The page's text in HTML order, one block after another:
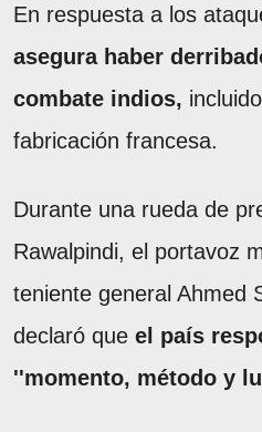
En respuesta a los
asegura haber
combate indios,
fabricación francesa.
Durante una rueda de
Rawalpindi, el portavoz
teniente general Ahmed
declaró que el país
''momento, método y